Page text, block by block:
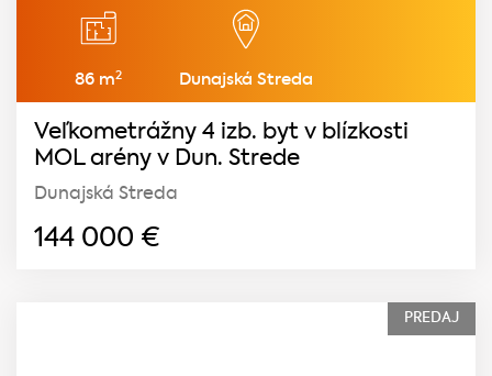
86 m2 Dunajská Streda
Veľkometrážny 4 izb. byt v blízkosti
MOL arény v Dun. Strede
Dunajská Streda
144 000 €
PREDAJ